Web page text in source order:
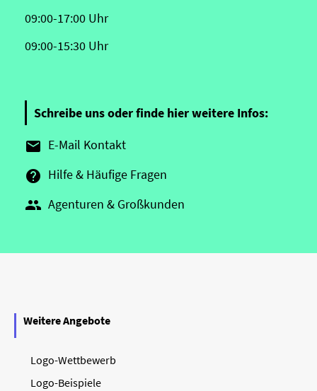
09:00-17:00 Uhr
09:00-15:30 Uhr
Schreibe uns oder finde hier weitere Infos:
 E-Mail Kontakt
 Hilfe & Häufige Fragen
 Agenturen & Großkunden
Weitere Angebote
Logo-Wettbewerb
Logo-Beispiele